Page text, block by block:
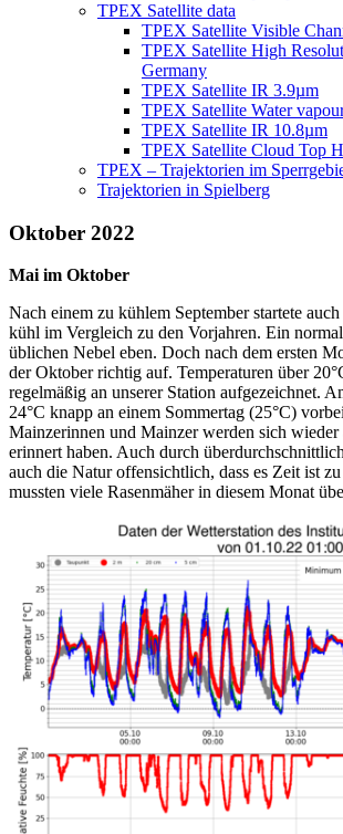
TPEX Satellite data
TPEX Satellite Visible
TPEX Satellite High
Germany
TPEX Satellite IR 3.9µm
TPEX Satellite Water
TPEX Satellite IR 10.8µm
TPEX Satellite Cloud Top
TPEX – Trajektorien im
Trajektorien in Spielberg
Oktober 2022
Mai im Oktober
Nach einem zu kühlem September startete
kühl im Vergleich zu den Vorjahren. Ein
üblichen Nebel eben. Doch nach dem ersten
der Oktober richtig auf. Temperaturen über
regelmäßig an unserer Station aufgezeichnet.
24°C knapp an einem Sommertag (25°C)
Mainzerinnen und Mainzer werden sich
erinnert haben. Auch durch
auch die Natur offensichtlich, dass es Zeit ist
mussten viele Rasenmäher in diesem Monat